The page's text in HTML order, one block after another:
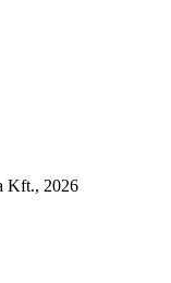
Kft., 2026